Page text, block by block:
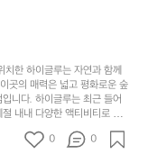
이
걸
리
는
순
갑’입
니
다.
일
상
에
분
하
고,
단
순
하
항구에
들 엄청
놀이 3
아하네요 점
포
리
해
변
캠
핑!
한 하이글루는 자연과 함께
곳의 매력은 넓고 평화로운 숲
니다. 하이글루는 최근 들어
내내 다양한 액티비티로 방
텐트는 고객들에게 아늑한 잠
자연의 소리를 들으며, 내부에
0 0